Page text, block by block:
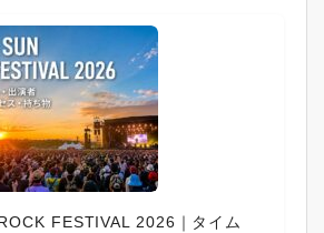
FESTIVAL 2026｜タイム